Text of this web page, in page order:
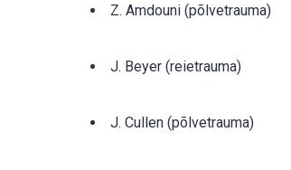
Z. Amdouni (põlvetrauma)
J. Beyer (reietrauma)
J. Cullen (põlvetrauma)